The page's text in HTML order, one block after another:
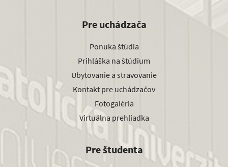
Pre uchádzača
Ponuka štúdia
Prihláška na štúdium
Ubytovanie a stravovanie
Kontakt pre uchádzačov
Fotogaléria
Virtuálna prehliadka
Pre študenta